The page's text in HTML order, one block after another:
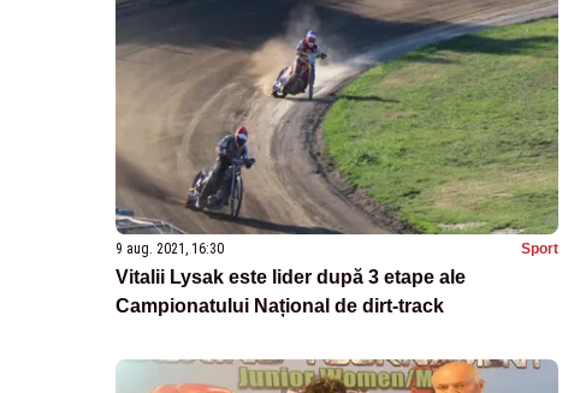
9 aug. 2021, 16:30 Sport
Vitalii Lysak este lider după 3 etape ale
Campionatului Național de dirt-track